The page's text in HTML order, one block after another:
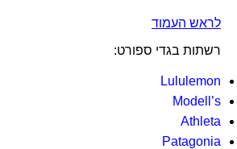
לראש העמוד
רשתות בגדי ספורט:
Lululemon
Modell’s
Athleta
Patagonia